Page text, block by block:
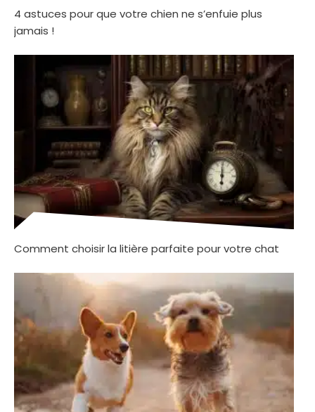
4 astuces pour que votre chien ne s’enfuie plus
jamais !
Comment choisir la litière parfaite pour votre chat